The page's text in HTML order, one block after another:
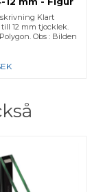
Klart
12 mm tjocklek.
Obs : Bilden